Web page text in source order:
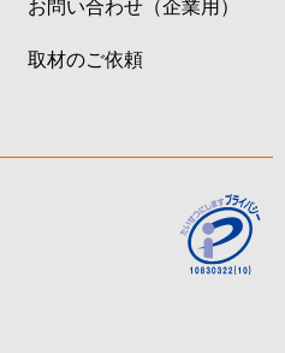
取材のご依頼